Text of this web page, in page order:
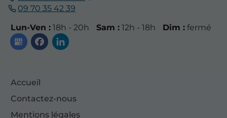
09 70 35 42 39
Lun-Ven : 18h - 20h Sam : 12h - 18h Dim : fermé
Accueil
Contactez-nous
Mentions légales